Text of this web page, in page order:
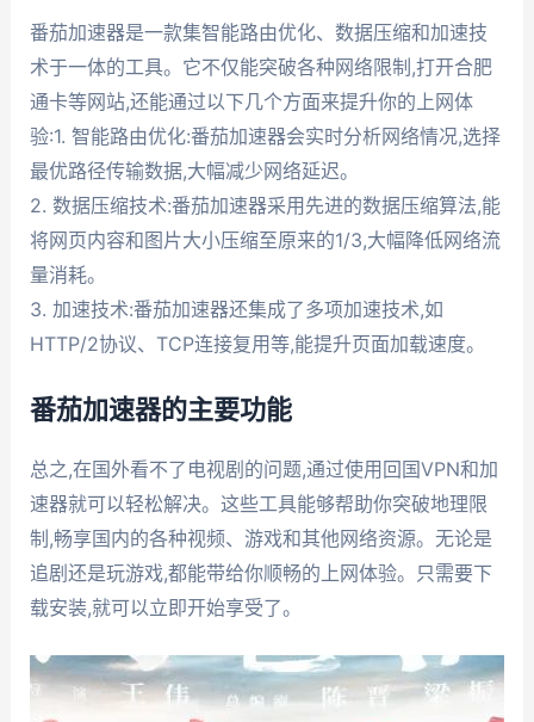
番茄加速器是一款集智能路由优化、数据压缩和加速技
术于一体的工具。它不仅能突破各种网络限制,打开合肥
通卡等网站,还能通过以下几个方面来提升你的上网体
验:1. 智能路由优化:番茄加速器会实时分析网络情况,选择
最优路径传输数据,大幅减少网络延迟。
2. 数据压缩技术:番茄加速器采用先进的数据压缩算法,能
将网页内容和图片大小压缩至原来的1/3,大幅降低网络流
量消耗。
3. 加速技术:番茄加速器还集成了多项加速技术,如
HTTP/2协议、TCP连接复用等,能提升页面加载速度。
番茄加速器的主要功能
总之,在国外看不了电视剧的问题,通过使用回国VPN和加
速器就可以轻松解决。这些工具能够帮助你突破地理限
制,畅享国内的各种视频、游戏和其他网络资源。无论是
追剧还是玩游戏,都能带给你顺畅的上网体验。只需要下
载安装,就可以立即开始享受了。